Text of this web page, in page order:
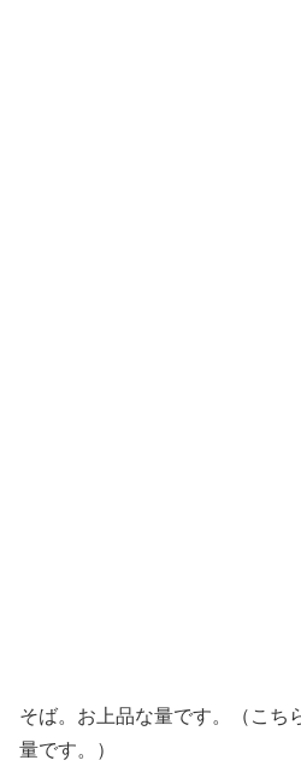
そば。お上品な量です。（こち
量です。）